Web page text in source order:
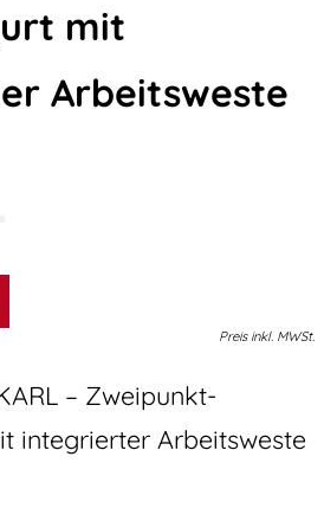
mit
Arbeitsweste
Preis inkl. MWSt.
– Zweipunkt-
integrierter Arbeitsweste